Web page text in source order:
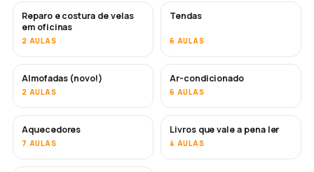
EM BREVE
Reparo e costura de velas
em oficinas
2 AULAS
Tendas
6 AULAS
Almofadas (novo!)
2 AULAS
EM BREVE
Ar-condicionado
6 AULAS
EM BREVE
Aquecedores
7 AULAS
EM BREVE
Livros que vale a pena ler
4 AULAS